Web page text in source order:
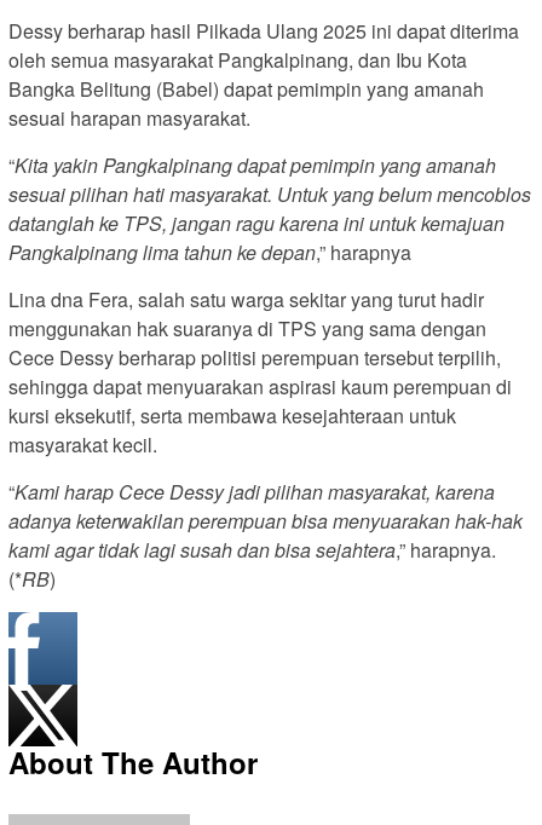
Dessy berharap hasil Pilkada Ulang 2025 ini dapat diterima
oleh semua masyarakat Pangkalpinang, dan Ibu Kota
Bangka Belitung (Babel) dapat pemimpin yang amanah
sesuai harapan masyarakat.
“Kita yakin Pangkalpinang dapat pemimpin yang amanah
sesuai pilihan hati masyarakat. Untuk yang belum mencoblos
datanglah ke TPS, jangan ragu karena ini untuk kemajuan
Pangkalpinang lima tahun ke depan,” harapnya
Lina dna Fera, salah satu warga sekitar yang turut hadir
menggunakan hak suaranya di TPS yang sama dengan
Cece Dessy berharap politisi perempuan tersebut terpilih,
sehingga dapat menyuarakan aspirasi kaum perempuan di
kursi eksekutif, serta membawa kesejahteraan untuk
masyarakat kecil.
“Kami harap Cece Dessy jadi pilihan masyarakat, karena
adanya keterwakilan perempuan bisa menyuarakan hak-hak
kami agar tidak lagi susah dan bisa sejahtera,” harapnya.
(*RB)
About The Author